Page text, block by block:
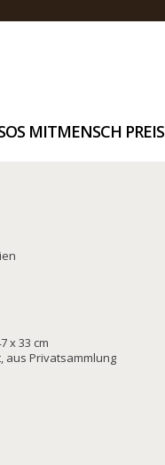
MITMENSCH PREIS
x 33 cm
aus Privatsammlung